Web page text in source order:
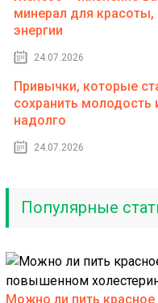
минерал для красоты,
энергии
24.07.2026
Привычки, которые
сохранить молодость
надолго
24.07.2026
Популярные
Можно ли пить красное